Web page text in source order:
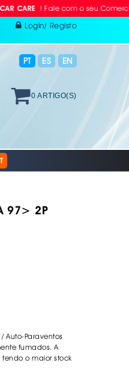
! Fale com o seu Comercial ou
Login/ Registo
PT ES EN
0 ARTIGO(S)
97> 2P
Auto-Paraventos
fumados. A
tendo o maior stock